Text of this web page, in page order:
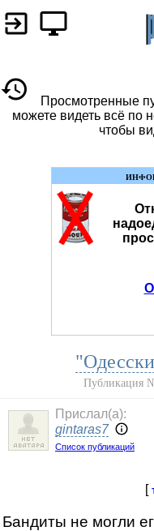
Просмотренные
можете видеть всё по
чтобы
Публикация
Прислал(a):
gintaras7
Список публикаций
[
Бандиты не могли